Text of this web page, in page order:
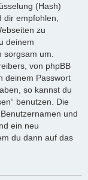
(Hash)
empfohlen,
zu
deinem
um.
von phpBB
deinem Passwort
so kannst du
benutzen. Die
und
ein neu
du dann auf das